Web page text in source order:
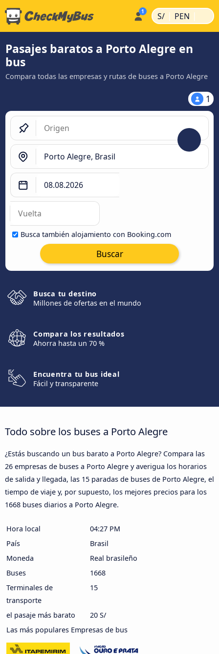
S/ | PEN |
Pasajes baratos a Porto Alegre en
bus
Compara todas las empresas y rutas de buses a Porto Alegre
1
Busca también alojamiento con Booking.com
Buscar
Busca tu destino
Millones de ofertas en el mundo
Compara los resultados
Ahorra hasta un 70 %
Encuentra tu bus ideal
Fácil y transparente
Todo sobre los buses a Porto Alegre
¿Estás buscando un bus barato a Porto Alegre? Compara las
26 empresas de buses a Porto Alegre y averigua los horarios
de salida y llegada, las 15 paradas de buses de Porto Alegre, el
tiempo de viaje y, por supuesto, los mejores precios para los
1668 buses diarios a Porto Alegre.
Hora local
04:27 PM
País
Brasil
Moneda
Real brasileño
Buses
1668
Terminales de
transporte
15
el pasaje más barato
20 S/
Las más populares Empresas de bus